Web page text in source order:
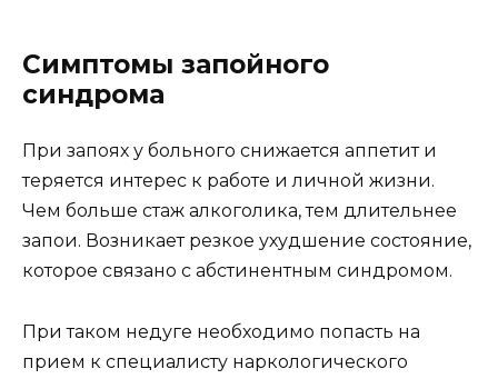
Симптомы запойного
синдрома
При запоях у больного снижается аппетит и
теряется интерес к работе и личной жизни.
Чем больше стаж алкоголика, тем длительнее
запои. Возникает резкое ухудшение состояние,
которое связано с абстинентным синдромом.
При таком недуге необходимо попасть на
прием к специалисту наркологического